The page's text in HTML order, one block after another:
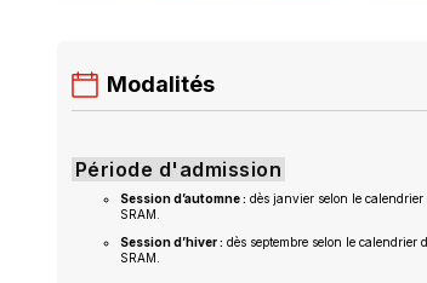
Modalités
Période d'admission
Session d’automne : dès janvier selon le calendrier
SRAM.
Session d’hiver : dès septembre selon le calendrier
SRAM.